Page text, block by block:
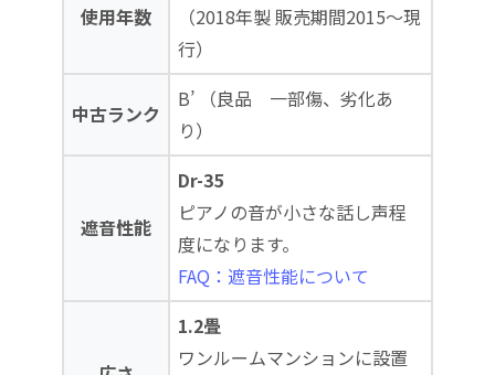
使用年数
（2018年製 販売期間2015～現
行）
中古ランク
B’ （良品 一部傷、劣化あ
り）
遮音性能
Dr-35
ピアノの音が小さな話し声程
度になります。
FAQ：遮音性能について
1.2畳
ワンルームマンションに設置